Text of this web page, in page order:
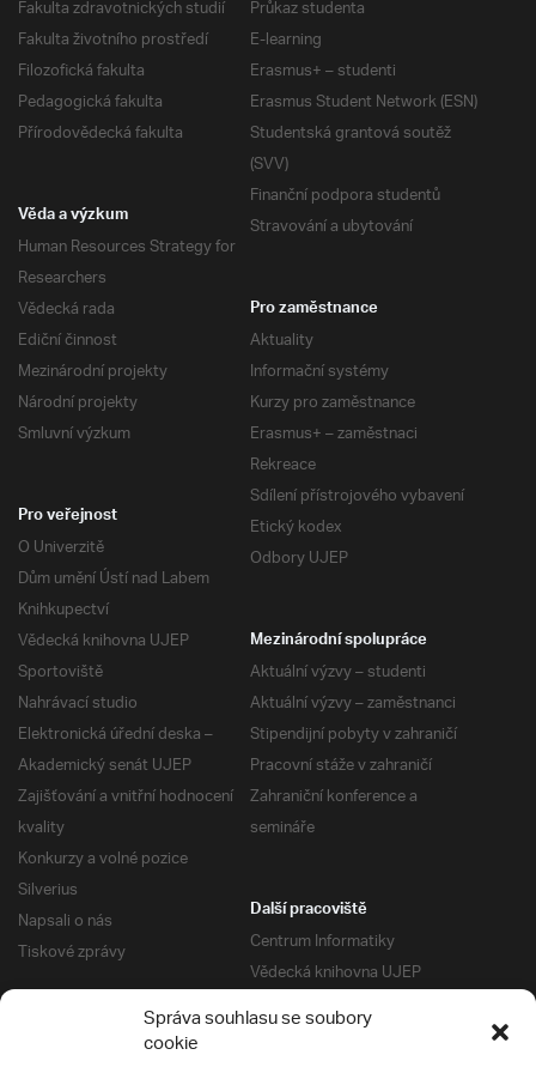
Správa souhlasu se soubory
cookie
Fakulta zdravotnických studií
Fakulta životního prostředí
Filozofická fakulta
Pedagogická fakulta
Přírodovědecká fakulta
Průkaz studenta
E-learning
Erasmus+ – studenti
Erasmus Student Network (ESN)
Studentská grantová soutěž
(SVV)
Finanční podpora studentů
Stravování a ubytování
Věda a výzkum
Human Resources Strategy for
Researchers
Vědecká rada
Ediční činnost
Mezinárodní projekty
Národní projekty
Smluvní výzkum
Pro zaměstnance
Aktuality
Informační systémy
Kurzy pro zaměstnance
Erasmus+ – zaměstnaci
Rekreace
Sdílení přístrojového vybavení
Etický kodex
Odbory UJEP
Pro veřejnost
O Univerzitě
Dům umění Ústí nad Labem
Knihkupectví
Vědecká knihovna UJEP
Sportoviště
Nahrávací studio
Elektronická úřední deska –
Akademický senát UJEP
Zajišťování a vnitřní hodnocení
kvality
Konkurzy a volné pozice
Silverius
Napsali o nás
Tiskové zprávy
Mezinárodní spolupráce
Aktuální výzvy – studenti
Aktuální výzvy – zaměstnanci
Stipendijní pobyty v zahraničí
Pracovní stáže v zahraničí
Zahraniční konference a
semináře
Další pracoviště
Centrum Informatiky
Vědecká knihovna UJEP
Správa kolejí a menz
Univerzitní centrum podpory